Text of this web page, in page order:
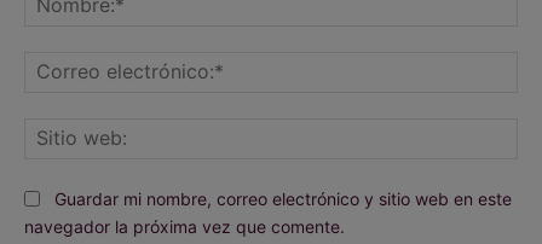
Guardar mi nombre, correo electrónico y sitio web en este
navegador la próxima vez que comente.